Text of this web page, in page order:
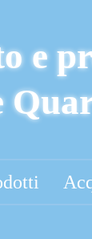
e